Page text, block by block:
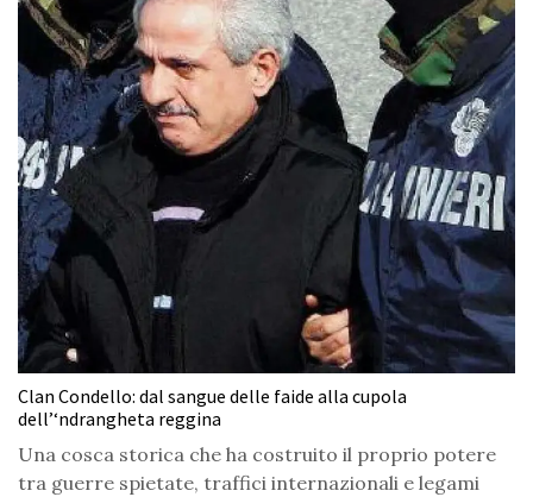
Clan Condello: dal sangue delle faide alla cupola
dell’‘ndrangheta reggina
Una cosca storica che ha costruito il proprio potere
tra guerre spietate, traffici internazionali e legami